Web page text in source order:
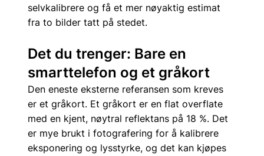
selvkalibrere og få et mer nøyaktig estimat
fra to bilder tatt på stedet.
Det du trenger: Bare en
smarttelefon og et gråkort
Den eneste eksterne referansen som kreves
er et gråkort. Et gråkort er en flat overflate
med en kjent, nøytral reflektans på 18 %. Det
er mye brukt i fotografering for å kalibrere
eksponering og lysstyrke, og det kan kjøpes